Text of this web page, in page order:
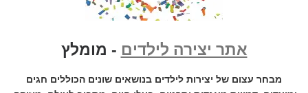
אתר יצירה לילדים - מומלץ
מבחר עצום של יצירות לילדים בנושאים שונים הכוללים חגים